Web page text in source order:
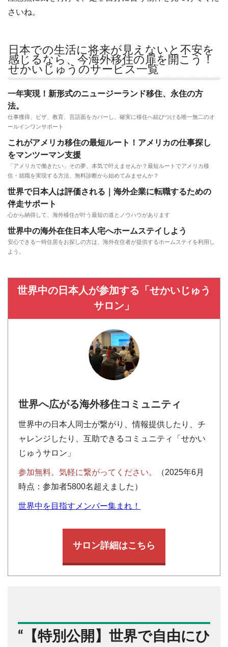
さいね。
日本での生活に将来が見えないと不安を
感じるなら、今海外移住の扉を開こう！
せかいじゅうのサービス一覧
一年実現！新形式のニュージーランド移住、永住の方
法。
仕事獲得、ビザ、教育、言語面をカバーし、確実に移住へ結びつける唯一無二のオ
ールインワンサポート
これがアメリカ移住の最短ルート！アメリカの仕事探し
をマンツーマン支援
「アメリカで働きたい」その夢、本気で叶えませんか？最短ルートでアメリカ移
住・就職を実現する方法、無料診断から始めてみませんか？
世界で日本人は評価される｜海外企業に転職するための
伴走サポート
心から納得して、海外移住が叶う最短の道とノウハウがあります
世界中の海外在住日本人宅へホームステイしよう
安心できる一時住居をお探しの方は、海外在住者が提供するホームステイを利用し
よう。
世界中の日本人が参加する「せかいじゅう
サロン」
世界へ広がる海外移住コミュニティ
世界中の日本人同士が繋がり、情報提供したり、チ
ャレンジしたり、互助できるコミュニティ「せかい
じゅうサロン」
参加無料。気軽に繋がってください。
（2025年6月
時点：参加者5800名超えました）
世界中を目指すメンバー集まれ！
サロン詳細はこちら
“ 【特別公開】世界で自由にひ